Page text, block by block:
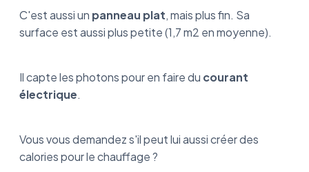
C'est aussi un panneau plat, mais plus fin. Sa
surface est aussi plus petite (1,7 m2 en moyenne).
Il capte les photons pour en faire du courant
électrique.
Vous vous demandez s'il peut lui aussi créer des
calories pour le chauffage ?